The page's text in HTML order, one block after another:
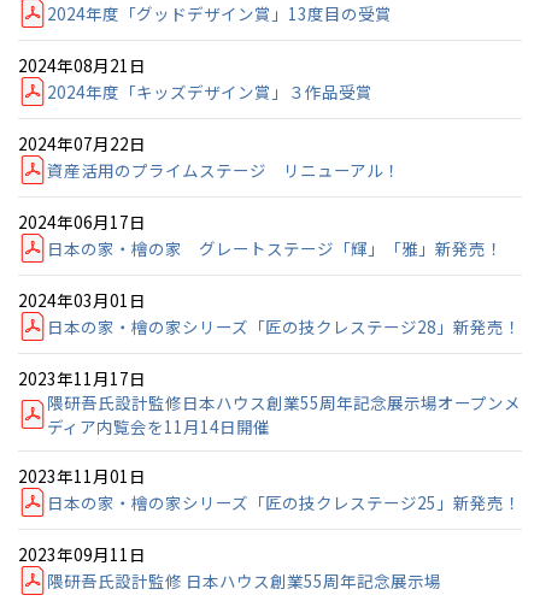
デザイン賞各種受賞
セントラルヒーティング
住まいのお手入れ集
安心の管理体制
ギャラリー
ニュースリリース
代表ごあいさつ
企業理念
事業部紹介
IR情報
木材調達指針
グループ会社紹介
CMギャラリー
採用情報
会員サイト
2024年度「グッドデザイン賞」13度目の受賞
2024年08月21日
2024年度「キッズデザイン賞」３作品受賞
2024年07月22日
資産活用のプライムステージ リニューアル！
2024年06月17日
日本の家・檜の家 グレートステージ「輝」「雅」新発売！
2024年03月01日
日本の家・檜の家シリーズ「匠の技クレステージ28」新発売！
2023年11月17日
隈研吾氏設計監修日本ハウス創業55周年記念展示場オープンメ
ディア内覧会を11月14日開催
2023年11月01日
日本の家・檜の家シリーズ「匠の技クレステージ25」新発売！
2023年09月11日
隈研吾氏設計監修 日本ハウス創業55周年記念展示場
全国の展示場
北海道
お近くのイベント
北海道